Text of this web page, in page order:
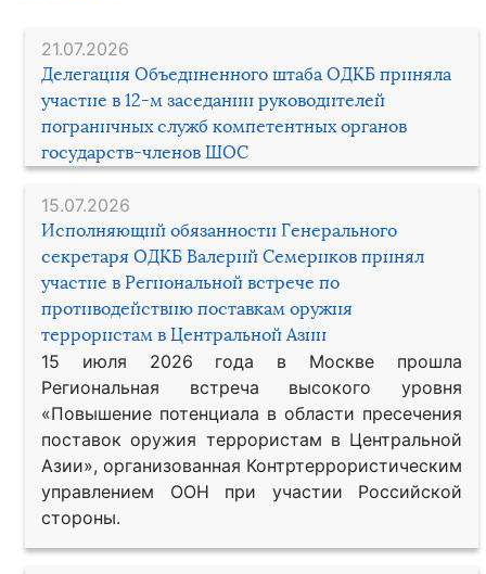
21.07.2026
Делегация Объединенного штаба ОДКБ приняла
участие в 12-м заседании руководителей
пограничных служб компетентных органов
государств-членов ШОС
15.07.2026
Исполняющий обязанности Генерального
секретаря ОДКБ Валерий Семериков принял
участие в Региональной встрече по
противодействию поставкам оружия
террористам в Центральной Азии
15 июля 2026 года в Москве прошла
Региональная встреча высокого уровня
«Повышение потенциала в области пресечения
поставок оружия террористам в Центральной
Азии», организованная Контртеррористическим
управлением ООН при участии Российской
стороны.